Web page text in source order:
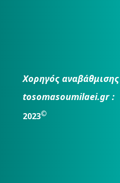
Χορηγός αναβάθμισης
tosomasoumilaei.gr :
2023©